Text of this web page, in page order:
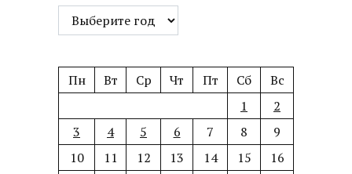
Пн Вт Ср Чт Пт Сб
Вс
1
2
3
4 5 6 7 8
9
10
11 12 13 14 15
16